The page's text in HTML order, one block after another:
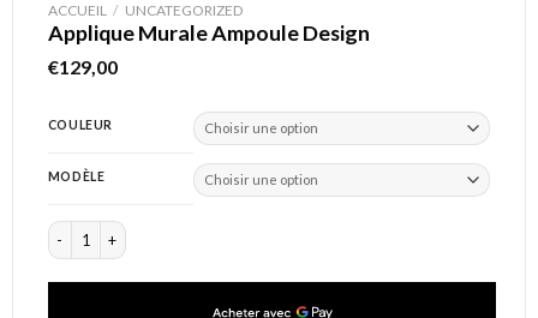
ACCUEIL / UNCATEGORIZED
Applique Murale Ampoule Design
€129,00
COULEUR
MODÈLE
quantité de Applique Murale Ampoule Design